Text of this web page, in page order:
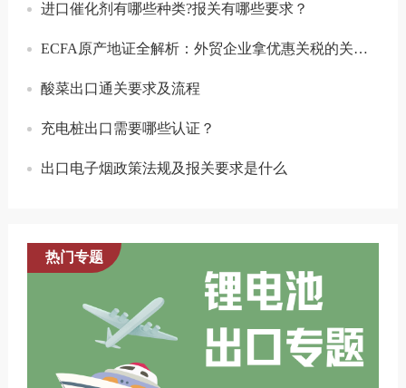
进口催化剂有哪些种类?报关有哪些要求？
ECFA原产地证全解析：外贸企业拿优惠关税的关键凭证
酸菜出口通关要求及流程
充电桩出口需要哪些认证？
出口电子烟政策法规及报关要求是什么
热门专题